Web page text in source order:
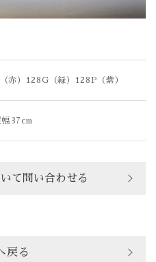
赤）128G（緑）128P（紫）
37cm
て問い合わせる
戻る